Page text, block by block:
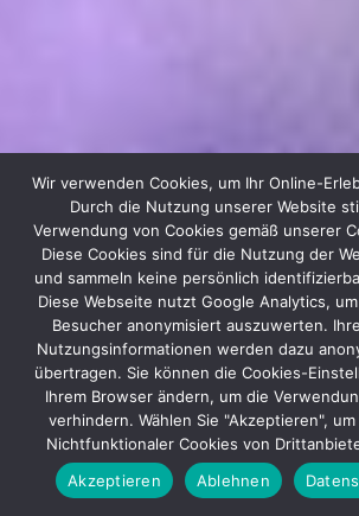
Wir verwenden Cookies, um Ihr Online-
Durch die Nutzung unserer Website
Verwendung von Cookies gemäß unserer
Diese Cookies sind für die Nutzung der
und sammeln keine persönlich
Diese Webseite nutzt Google Analytics,
Besucher anonymisiert auszuwerten.
Nutzungsinformationen werden dazu
übertragen. Sie können die Cookies-
Ihrem Browser ändern, um die
verhindern. Wählen Sie "Akzeptieren",
Nichtfunktionaler Cookies von
Akzeptieren
Ablehnen